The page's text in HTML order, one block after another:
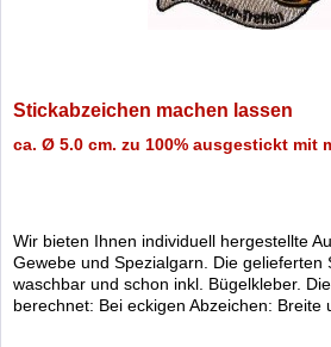
Stickabzeichen machen lassen
ca. Ø 5.0 cm. zu 100% ausgestickt mit
Wir bieten Ihnen individuell hergestellte
Gewebe und Spezialgarn. Die gelieferten
waschbar und schon inkl. Bügelkleber.
berechnet: Bei eckigen Abzeichen: Breite